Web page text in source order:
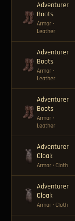
Adventurer
Boots
Armor ·
Leather
Adventurer
Boots
Armor ·
Leather
Adventurer
Boots
Armor ·
Leather
Adventurer
Cloak
Armor · Cloth
Adventurer
Cloak
Armor · Cloth